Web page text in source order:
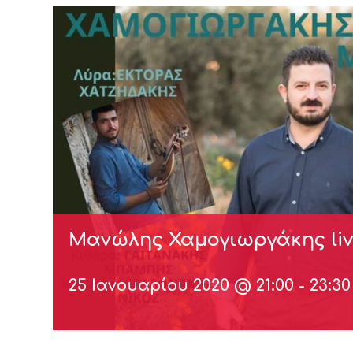
Μανώλης Χαμογιωργάκης
25 Ιανουαρίου 2020 @ 21:00 - 23:30